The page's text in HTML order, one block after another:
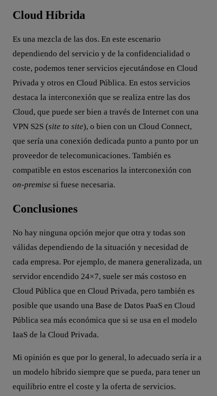
Cloud Híbrida
Es una mezcla de las dos. En este escenario
dependiendo del servicio y de la confidencialidad o
coste, podemos tener servicios ejecutándose en Cloud
Privada y otros en Cloud Pública. En estos servicios
destaca la interconexión que se realiza entre las dos
Cloud, que puede ser bien a través de Internet con una
VPN S2S (site to site), o bien con un Cloud Connect,
que sería una conexión dedicada punto a punto por un
proveedor de telecomunicaciones. También es
compatible en estos escenarios la interconexión con
on-premise si fuese necesaria.
Conclusiones
No hay ninguna opción mejor que otra y todas son
válidas dependiendo de la situación y necesidad de
cada empresa. Por ejemplo, de manera generalizada, un
servidor encendido 24×7, suele ser más costoso en
Cloud Pública que en Cloud Privada, pero también es
posible que usando una Base de Datos PaaS en Cloud
Pública sea más económica que si se usa en el modelo
IaaS de la Cloud Privada.
Mi opinión es que por lo general, lo adecuado sería ir a
un modelo híbrido siempre que se pueda, para tener un
equilibrio entre el coste y la oferta de servicios.